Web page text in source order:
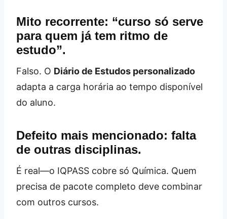
Mito recorrente: “curso só serve
para quem já tem ritmo de
estudo”.
Falso. O Diário de Estudos personalizado
adapta a carga horária ao tempo disponível
do aluno.
Defeito mais mencionado: falta
de outras disciplinas.
É real—o IQPASS cobre só Química. Quem
precisa de pacote completo deve combinar
com outros cursos.